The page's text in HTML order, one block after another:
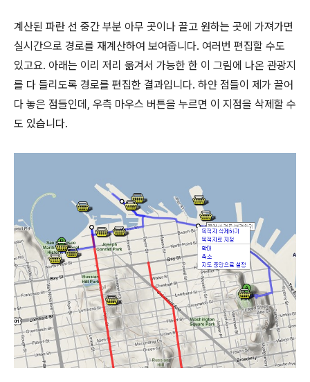
계산된 파란 선 중간 부분 아무 곳이나 끌고 원하는 곳에 가져가면
실시간으로 경로를 재계산하여 보여줍니다. 여러번 편집할 수도
있고요. 아래는 이리 저리 옮겨서 가능한 한 이 그림에 나온 관광지
를 다 들리도록 경로를 편집한 결과입니다. 하얀 점들이 제가 끌어
다 놓은 점들인데, 우측 마우스 버튼을 누르면 이 지점을 삭제할 수
도 있습니다.